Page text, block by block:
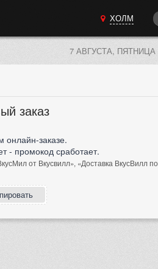
ХОЛМ
7 АВГУСТА, ПЯТНИЦА
заказ
онлайн-заказе.
- промокод сработает.
от Вкусвилл», «Доставка ВкусВилл